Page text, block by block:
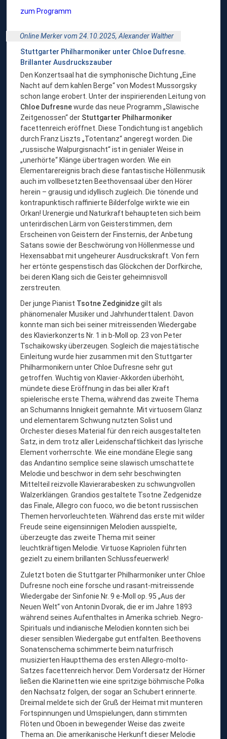
zum Programm
Online Merker vom 24.10.2025,Alexander Walther
Stuttgarter Philharmoniker unter Chloe Dufresne.
Brillanter Ausdruckszauber
Den Konzertsaal hat die symphonische Dichtung „Eine
Nacht auf dem kahlen Berge“ von Modest Mussorgsky
schon lange erobert. Unter der inspirierenden Leitung von
Chloe Dufresnewurde das neue Programm „Slawische
Zeitgenossen“ der Stuttgarter Philharmoniker
facettenreich eröffnet. Diese Tondichtung ist angeblich
durch Franz Liszts „Totentanz“ angeregt worden. Die
„russische Walpurgisnacht“ ist in genialer Weise in
„unerhörte“ Klänge übertragen worden. Wie ein
Elementarereignis brach diese fantastische Höllenmusik
auch im vollbesetzten Beethovensaal über den Hörer
herein – grausig und idyllisch zugleich. Die tönende und
kontrapunktisch raffinierte Bilderfolge wirkte wie ein
Orkan! Urenergie und Naturkraft behaupteten sich beim
unterirdischen Lärm von Geisterstimmen, dem
Erscheinen von Geistern der Finsternis, der Anbetung
Satans sowie der Beschwörung von Höllenmesse und
Hexensabbat mit ungeheurer Ausdruckskraft. Von fern
her ertönte gespenstisch das Glöckchen der Dorfkirche,
bei deren Klang sich die Geister geheimnisvoll
zerstreuten.
Der junge Pianist Tsotne Zedginidzegilt als
phänomenaler Musiker und Jahrhunderttalent. Davon
konnte man sich bei seiner mitreissenden Wiedergabe
des Klavierkonzerts Nr. 1 in b-Moll op. 23 von Peter
Tschaikowsky überzeugen. Sogleich die majestätische
Einleitung wurde hier zusammen mit den Stuttgarter
Philharmonikern unter Chloe Dufresne sehr gut
getroffen. Wuchtig von Klavier-Akkorden überhöht,
mündete diese Eröffnung in das bei aller Kraft
spielerische erste Thema, während das zweite Thema
an Schumanns Innigkeit gemahnte. Mit virtuosem Glanz
und elementarem Schwung nutzten Solist und
Orchester dieses Material für den reich ausgestalteten
Satz, in dem trotz aller Leidenschaftlichkeit das lyrische
Element vorherrschte. Wie eine mondäne Elegie sang
das Andantino semplice seine slawisch umschattete
Melodie und beschwor in dem sehr beschwingten
Mittelteil reizvolle Klavierarabesken zu schwungvollen
Walzerklängen. Grandios gestaltete Tsotne Zedgenidze
das Finale, Allegro con fuoco, wo die betont russischen
Themen hervorleuchteten. Während das erste mit wilder
Freude seine eigensinnigen Melodien ausspielte,
überzeugte das zweite Thema mit seiner
leuchtkräftigen Melodie. Virtuose Kapriolen führten
gezielt zu einem brillanten Schlussfeuerwerk!
Zuletzt boten die Stuttgarter Philharmoniker unter Chloe
Dufresne noch eine forsche und rasant-mitreissende
Wiedergabe der Sinfonie Nr. 9 e-Moll op. 95 „Aus der
Neuen Welt“ von Antonin Dvorak, die er im Jahre 1893
während seines Aufenthaltes in Amerika schrieb. Negro-
Spirituals und indianische Melodien konnten sich bei
dieser sensiblen Wiedergabe gut entfalten. Beethovens
Sonatenschema schimmerte beim naturfrisch
musizierten Hauptthema des ersten Allegro-molto-
Satzes facettenreich hervor. Dem Vordersatz der Hörner
ließen die Klarinetten wie eine spritzige böhmische Polka
den Nachsatz folgen, der sogar an Schubert erinnerte.
Dreimal meldete sich der Gruß der Heimat mit munteren
Fortspinnungen und Umspielungen, dann stimmten
Flöten und Oboen in bewegender Weise das zweite
Thema an. Die amerikanische Herkunft dieser Melodie